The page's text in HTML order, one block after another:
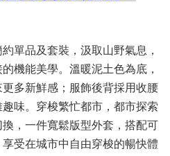
單品及套裝，汲取山野氣息，
機能美學。溫暖泥土色為底，
多新鮮感；服飾後背採用收腰
味。穿梭繁忙都市，都市探索
，一件寬鬆版型外套，搭配可
受在城市中自由穿梭的暢快體